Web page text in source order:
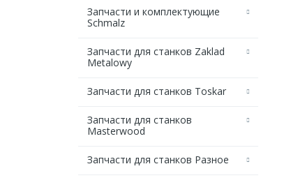
Запчасти и комплектующие
Schmalz
Запчасти для станков Zaklad
Metalowy
Запчасти для станков Toskar
Запчасти для станков
Masterwood
Запчасти для станков Разное